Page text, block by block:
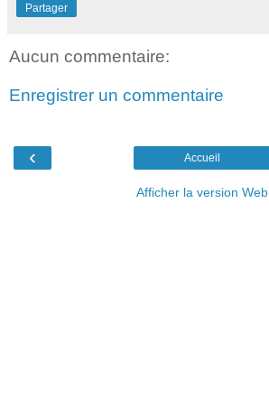
Partager
Aucun commentaire:
Enregistrer un commentaire
‹ Accueil
Afficher la version Web